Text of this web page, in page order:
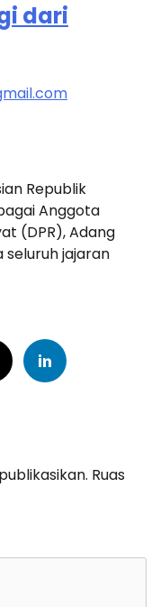
dari
Republik
Anggota
(DPR), Adang
jajaran
Ruas